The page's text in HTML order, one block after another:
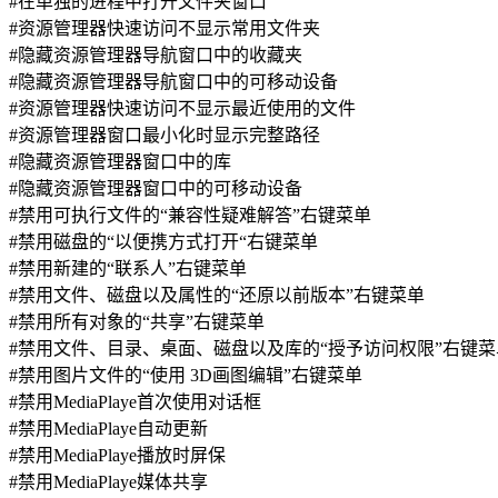
#资源管理器快速访问不显示常用文件夹
#隐藏资源管理器导航窗口中的收藏夹
#隐藏资源管理器导航窗口中的可移动设备
#资源管理器快速访问不显示最近使用的文件
#资源管理器窗口最小化时显示完整路径
#隐藏资源管理器窗口中的库
#隐藏资源管理器窗口中的可移动设备
#禁用可执行文件的“兼容性疑难解答”右键菜单
#禁用磁盘的“以便携方式打开“右键菜单
#禁用新建的“联系人”右键菜单
#禁用文件、磁盘以及属性的“还原以前版本”右键菜单
#禁用所有对象的“共享”右键菜单
#禁用文件、目录、桌面、磁盘以及库的“授予访问权限”右键
#禁用图片文件的“使用 3D画图编辑”右键菜单
#禁用MediaPlaye首次使用对话框
#禁用MediaPlaye自动更新
#禁用MediaPlaye播放时屏保
#禁用MediaPlaye媒体共享